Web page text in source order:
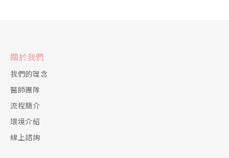
關於我們
我們的理念
醫師團隊
流程簡介
環境介紹
線上諮詢